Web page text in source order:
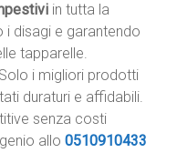
in tutta la
i disagi e garantendo
tapparelle.
i migliori prodotti
duraturi e affidabili.
senza costi
allo0510910433